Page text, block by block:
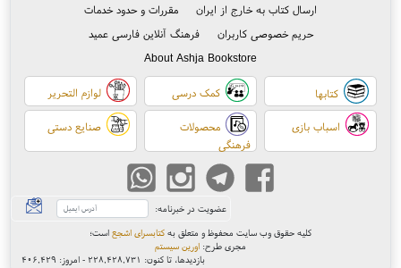
ارسال کتاب به خارج از ایران
مقررات و حدود خدمات
حریم خصوصی کاربران
فرهنگ آنلاین فارسی عمید
About Ashja Bookstore
کتابها کمک درسی لوازم التحریر
اسباب بازی
محصولات
فرهنگی
صنایع دستی
عضویت در خبرنامه:
کلیه حقوق وب سایت محفوظ و متعلق به کتابسرای اشجع است؛
مجری طرح: اورین سیستم
بازدیدها، تا کنون: ۲۲۸,۴۲۸,۷۳۱ - امروز: ۴۰۶,۴۲۹